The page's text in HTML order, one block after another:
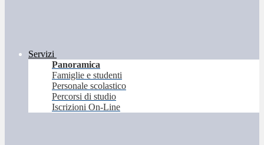
Servizi
Panoramica
Famiglie e studenti
Personale scolastico
Percorsi di studio
Iscrizioni On-Line